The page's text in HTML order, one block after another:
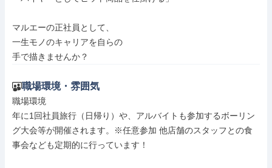
マルエーの正社員として、
一生モノのキャリアを自らの
手で描きませんか？
職場環境・雰囲気
職場環境
年に1回社員旅行（日帰り）や、アルバイトも参加するボーリン
グ大会等が開催されます。※任意参加 他店舗のスタッフとの食
事会なども定期的に行っています！